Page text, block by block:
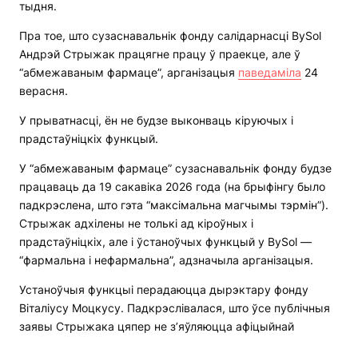
тыдня.
Пра тое, што сузаснавальнік фонду салідарнасці BySol
Андрэй Стрыжак працягне працу ў праекце, але ў
“абмежаваным фармаце”, арганізацыя паведаміла 24
верасня.
У прыватнасці, ён не будзе выконваць кіруючых і
прадстаўніцкіх функцый.
У “абмежаваным фармаце” сузаснавальнік фонду будзе
працаваць да 19 сакавіка 2026 года (на брыфінгу было
падкрэслена, што гэта “максімальна магчымы тэрмін”).
Стрыжак адхілены не толькі ад кіроўных і
прадстаўніцкіх, але і ўстаноўчых функцый у BySol —
“фармальна і нефармальна”, адзначыла арганізацыя.
Устаноўчыя функцыі перадаюцца дырэктару фонду
Віталіусу Моцкусу. Падкрэслівалася, што ўсе публічныя
заявы Стрыжака цяпер не з’яўляюцца афіцыйнай